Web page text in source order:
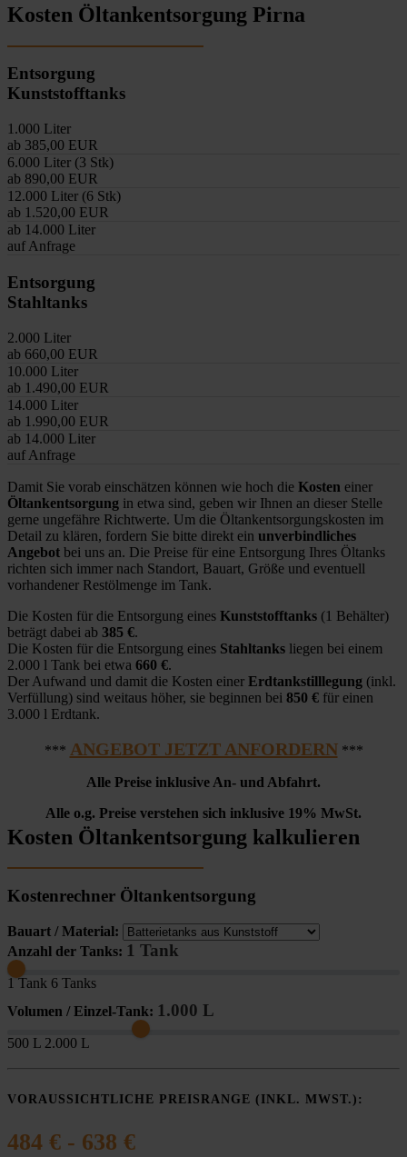
Kosten Öltankentsorgung Pirna
Entsorgung
Kunststofftanks
1.000 Liter
ab 385,00 EUR
6.000 Liter (3 Stk)
ab 890,00 EUR
12.000 Liter (6 Stk)
ab 1.520,00 EUR
ab 14.000 Liter
auf Anfrage
Entsorgung
Stahltanks
2.000 Liter
ab 660,00 EUR
10.000 Liter
ab 1.490,00 EUR
14.000 Liter
ab 1.990,00 EUR
ab 14.000 Liter
auf Anfrage
Damit Sie vorab einschätzen können wie hoch die Kosten einer
Öltankentsorgung in etwa sind, geben wir Ihnen an dieser Stelle
gerne ungefähre Richtwerte. Um die Öltankentsorgungskosten im
Detail zu klären, fordern Sie bitte direkt ein unverbindliches
Angebot bei uns an. Die Preise für eine Entsorgung Ihres Öltanks
richten sich immer nach Standort, Bauart, Größe und eventuell
vorhandener Restölmenge im Tank.
Die Kosten für die Entsorgung eines Kunststofftanks (1 Behälter)
beträgt dabei ab 385 €.
Die Kosten für die Entsorgung eines Stahltanks liegen bei einem
2.000 l Tank bei etwa 660 €.
Der Aufwand und damit die Kosten einer Erdtankstilllegung (inkl.
Verfüllung) sind weitaus höher, sie beginnen bei 850 € für einen
3.000 l Erdtank.
*** ANGEBOT JETZT ANFORDERN ***
Alle Preise inklusive An- und Abfahrt.
Alle o.g. Preise verstehen sich inklusive 19% MwSt.
Kosten Öltankentsorgung kalkulieren
Kostenrechner Öltankentsorgung
Bauart / Material:
Anzahl der Tanks: 1 Tank
1 Tank 6 Tanks
Volumen / Einzel-Tank: 1.000 L
500 L 2.000 L
VORAUSSICHTLICHE PREISRANGE (INKL. MWST.):
484 € - 638 €